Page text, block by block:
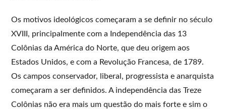
Os motivos ideológicos começaram a se definir no século
XVIII, principalmente com a Independência das 13
Colônias da América do Norte, que deu origem aos
Estados Unidos, e com a Revolução Francesa, de 1789.
Os campos conservador, liberal, progressista e anarquista
começaram a ser definidos. A independência das Treze
Colônias não era mais um questão do mais forte e sim o